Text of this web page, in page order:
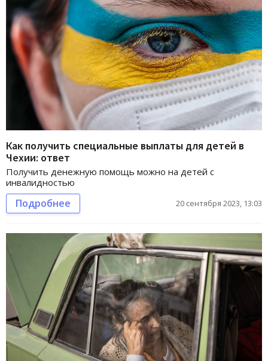
Как получить специальные выплаты для детей в
Чехии: ответ
Получить денежную помощь можно на детей с
инвалидностью
Подробнее 20 сентября 2023, 13:03